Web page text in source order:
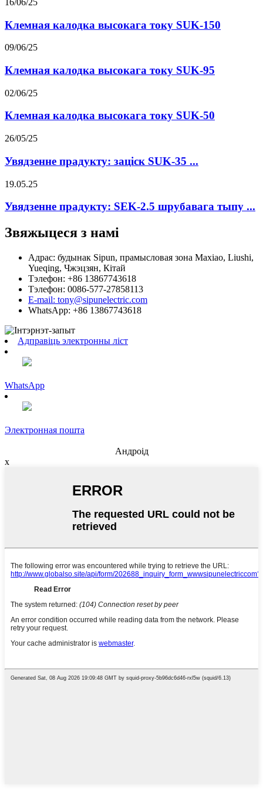
Клемная калодка высокага току SUK-150
09/06/25
Клемная калодка высокага току SUK-95
02/06/25
Клемная калодка высокага току SUK-50
26/05/25
Увядзенне прадукту: заціск SUK-35 ...
19.05.25
Увядзенне прадукту: SEK-2.5 шрубавага тыпу ...
Звяжыцеся з намі
Адрас: будынак Sipun, прамысловая зона Maxiao, Liushi,
Yueqing, Чжэцзян, Кітай
Тэлефон: +86 13867743618
Тэлефон: 0086-577-27858113
E-mail: tony@sipunelectric.com
WhatsApp: +86 13867743618
Адправіць электронны ліст
WhatsApp
Электронная пошта
Андроід
x